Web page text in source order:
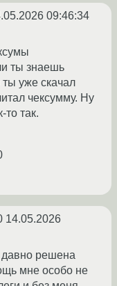
09:46:34
ты знаешь
ты уже скачал
чексумму. Ну
то так.
14.05.2026
давно решена
мне особо не